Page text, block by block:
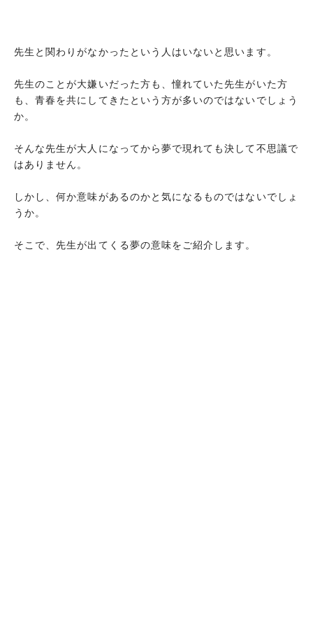
先生と関わりがなかったという人はいないと思います。
先生のことが大嫌いだった方も、憧れていた先生がいた方
も、青春を共にしてきたという方が多いのではないでしょう
か。
そんな先生が大人になってから夢で現れても決して不思議で
はありません。
しかし、何か意味があるのかと気になるものではないでしょ
うか。
そこで、先生が出てくる夢の意味をご紹介します。